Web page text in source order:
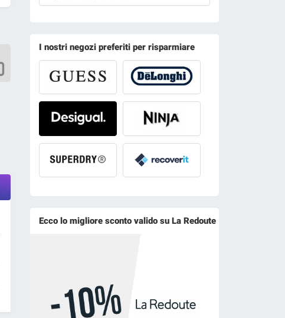
I nostri negozi preferiti per risparmiare
Ecco lo migliore sconto valido su La Redoute